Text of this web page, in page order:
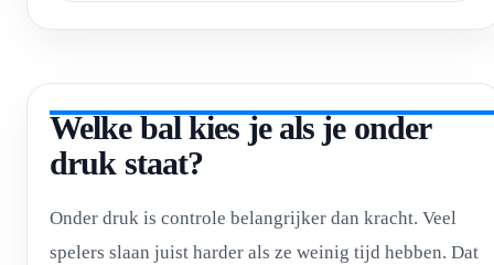
Welke bal kies je als je onder
druk staat?
Onder druk is controle belangrijker dan kracht. Veel
spelers slaan juist harder als ze weinig tijd hebben. Dat